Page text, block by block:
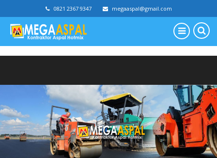
0821 2367 9347 megaaspal@gmail.com